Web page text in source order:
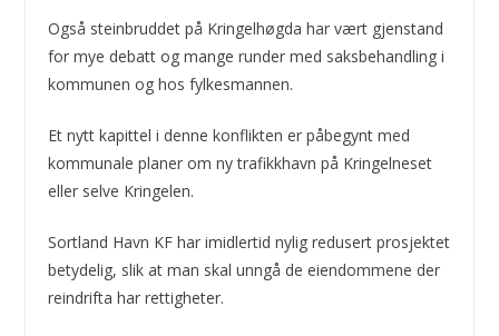
Også steinbruddet på Kringelhøgda har vært gjenstand
for mye debatt og mange runder med saksbehandling i
kommunen og hos fylkesmannen.
Et nytt kapittel i denne konflikten er påbegynt med
kommunale planer om ny trafikkhavn på Kringelneset
eller selve Kringelen.
Sortland Havn KF har imidlertid nylig redusert prosjektet
betydelig, slik at man skal unngå de eiendommene der
reindrifta har rettigheter.